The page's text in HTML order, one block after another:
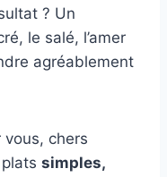
? Un
le salé, l’amer
agréablement
chers
simples,